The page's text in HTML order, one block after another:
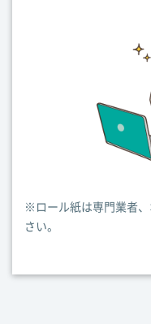
※ロール紙は専門業者
さい。